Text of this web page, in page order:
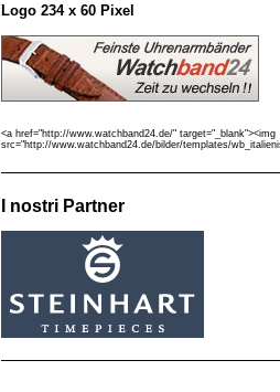
Logo 234 x 60 Pixel
<a href="http://www.watchband24.de/" target="_blank"><img
src="http://www.watchband24.de/bilder/templates/
I nostri Partner